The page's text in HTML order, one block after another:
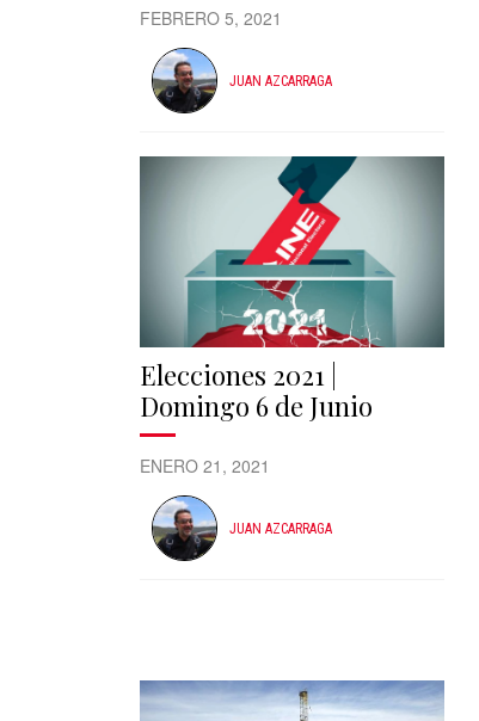
FEBRERO 5, 2021
JUAN AZCARRAGA
Elecciones 2021 |
Domingo 6 de Junio
ENERO 21, 2021
JUAN AZCARRAGA